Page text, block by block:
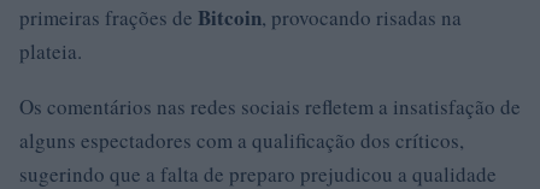
primeiras frações de Bitcoin, provocando risadas na
plateia.
Os comentários nas redes sociais refletem a insatisfação de
alguns espectadores com a qualificação dos críticos,
sugerindo que a falta de preparo prejudicou a qualidade